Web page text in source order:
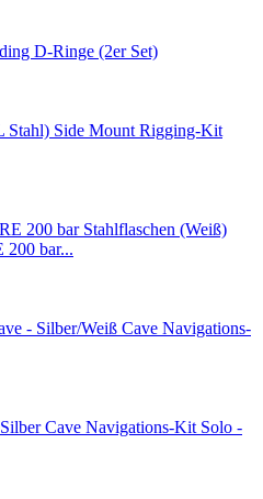
D-Ringe (2er Set)
Side Mount Rigging-Kit
200 bar...
Cave Navigations-
Cave Navigations-Kit Solo -